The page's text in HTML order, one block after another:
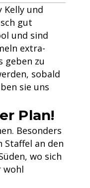
Kelly und
gut
und sind
extra-
geben zu
sobald
sie uns
Plan!
Besonders
an den
wo sich
wohl